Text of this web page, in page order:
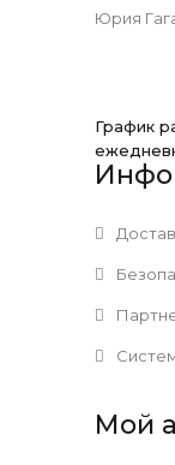
Юрия
График
Мой